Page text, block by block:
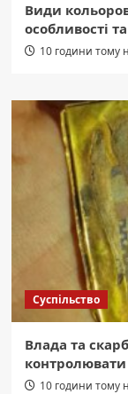
Види
особливості
10 години тому
Суспільство
Влада та
контролювати
10 години тому